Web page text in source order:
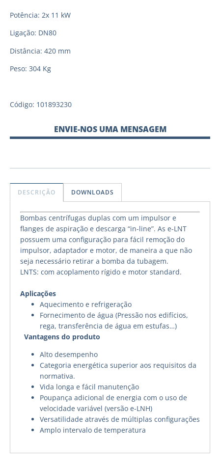
Potência: 2x 11 kW
Ligação: DN80
Distância: 420 mm
Peso: 304 Kg
Código: 101893230
ENVIE-NOS UMA MENSAGEM
DESCRIÇÃO DOWNLOADS
Bombas centrífugas duplas com um impulsor e
flanges de aspiração e descarga “in-line”. As e-LNT
possuem uma configuração para fácil remoção do
impulsor, adaptador e motor, de maneira a que não
seja necessário retirar a bomba da tubagem.
LNTS: com acoplamento rígido e motor standard.
Aplicações
Aquecimento e refrigeração
Fornecimento de água (Pressão nos edifícios,
rega, transferência de água em estufas…)
Vantagens do produto
Alto desempenho
Categoria energética superior aos requisitos da
normativa.
Vida longa e fácil manutenção
Poupança adicional de energia com o uso de
velocidade variável (versão e-LNH)
Versatilidade através de múltiplas configurações
Amplo intervalo de temperatura